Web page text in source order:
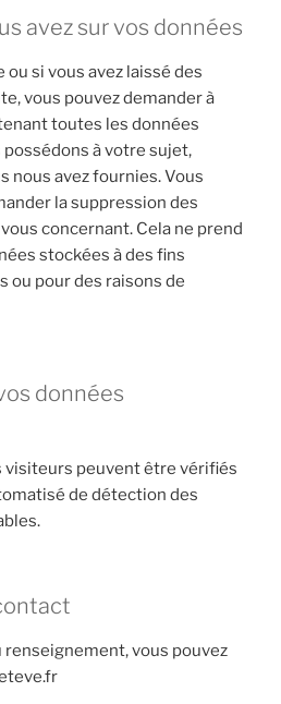
avez sur vos données
ou si vous avez laissé des
vous pouvez demander à
toutes les données
à votre sujet,
nous avez fournies. Vous
la suppression des
concernant. Cela ne prend
stockées à des fins
ou pour des raisons de
données
visiteurs peuvent être vérifiés
de détection des
vous pouvez